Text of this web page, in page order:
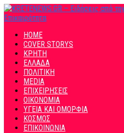
HOME
COVER STORYS
ΚΡΗΤΗ
ΕΛΛΑΔΑ
ΠΟΛΙΤΙΚΗ
MEDIA
ΕΠΙΧΕΙΡΗΣΕΙΣ
ΟΙΚΟΝΟΜΙΑ
ΥΓΕΙΑ ΚΑΙ ΟΜΟΡΦΙΑ
ΚΟΣΜΟΣ
ΕΠΙΚΟΙΝΩΝΙΑ